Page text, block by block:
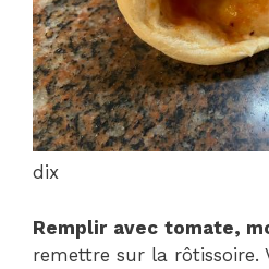
dix
Remplir avec tomate,
remettre sur la rôtissoire.